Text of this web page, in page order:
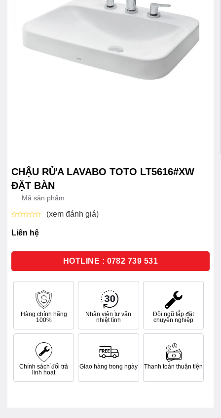
CHẬU RỬA LAVABO TOTO LT5616#XW
ĐẶT BÀN
Mã sản phẩm
xếp
hạng
sao
(xem đánh giá)
Liên hệ
HOTLINE : 0782 739 531
Hàng chính hãng
100%
Nhân viên tư vấn
nhiệt tình
Đội ngũ lắp đặt
chuyên nghiệp
Chính sách đổi trả
linh hoạt
Giao hàng trong ngày Thanh toán thuận tiện